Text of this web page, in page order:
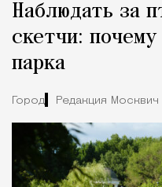
Наблюдать за
скетчи:
парка
Город Редакция Москвич